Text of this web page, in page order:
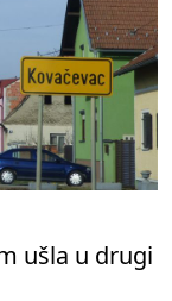
ušla u drugi